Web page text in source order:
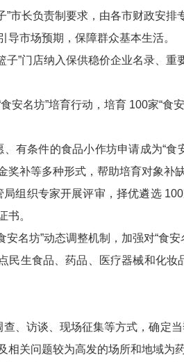
”市长负责制要求，由各市财政安
导市场预期，保障群众基本生活。
子”门店纳入保供稳价企业名录、
安名坊”培育行动，培育 100家“
、有条件的食品小作坊申请成为“
奖补等多种形式，帮助培育对象补
局组织专家开展评审，择优遴选
书。
安名坊”动态调整机制，加强对“食
民生食品、药品、医疗器械和化
查、访谈、现场征集等方式，确定
相关问题较为高发的场所和地域为